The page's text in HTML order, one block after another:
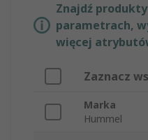
Znajdź
parametrach,
więcej
Zaznacz
Marka
Hummel